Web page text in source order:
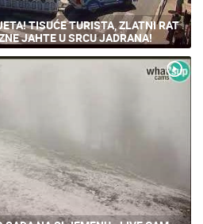
TISUĆE TURISTA, ZLATNI RAT
JAHTE U SRCU JADRANA!